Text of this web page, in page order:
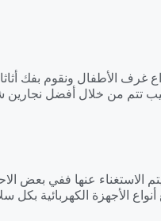
الأطفال ونقوم بفك
تتم من خلال أفضل نجارين
عنها ففي بعض
الأجهزة الكهربائية بكل